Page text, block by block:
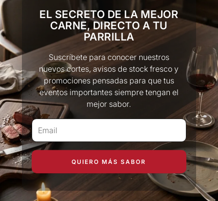
EL SECRETO DE LA MEJOR
CARNE, DIRECTO A TU
PARRILLA
Suscríbete para conocer nuestros
nuevos cortes, avisos de stock fresco y
promociones pensadas para que tus
eventos importantes siempre tengan el
mejor sabor.
QUIERO MÁS SABOR